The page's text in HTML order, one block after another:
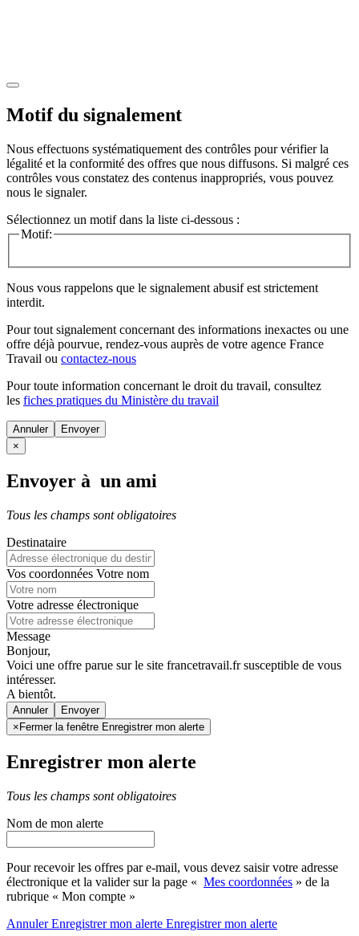
Motif du signalement
Nous effectuons systématiquement des contrôles pour vérifier la
légalité et la conformité des offres que nous diffusons. Si malgré ces
contrôles vous constatez des contenus inappropriés, vous pouvez
nous le signaler.
Sélectionnez un motif dans la liste ci-dessous :
Motif:
Nous vous rappelons que le signalement abusif est strictement
interdit.
Pour tout signalement concernant des informations inexactes ou une
offre déjà pourvue, rendez-vous auprès de votre agence France
Travail ou contactez-nous
Pour toute information concernant le droit du travail, consultez
les fiches pratiques du Ministère du travail
Annuler
×
Envoyer à un ami
Tous les champs sont obligatoires
Destinataire
Vos coordonnées Votre nom
Votre adresse électronique
Message
Bonjour,
Voici une offre parue sur le site francetravail.fr susceptible de vous
intéresser.
A bientôt.
Annuler
× Fermer la fenêtre Enregistrer mon alerte
Enregistrer mon alerte
Tous les champs sont obligatoires
Nom de mon alerte
Pour recevoir les offres par e-mail, vous devez saisir votre adresse
électronique et la valider sur la page « Mes coordonnées » de la
rubrique « Mon compte »
AnnulerEnregistrer mon alerte Enregistrermon alerte